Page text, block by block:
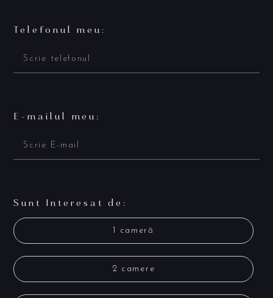
Telefonul meu:
E-mailul meu:
Sunt Interesat de:
1 cameră
2 camere